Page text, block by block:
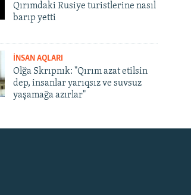
Qırımdaki Rusiye turistlerine nasıl
barıp yetti
İNSAN AQLARI
Olğa Skrıpnık: "Qırım azat etilsin
dep, insanlar yarıqsız ve suvsuz
yaşamağa azırlar"